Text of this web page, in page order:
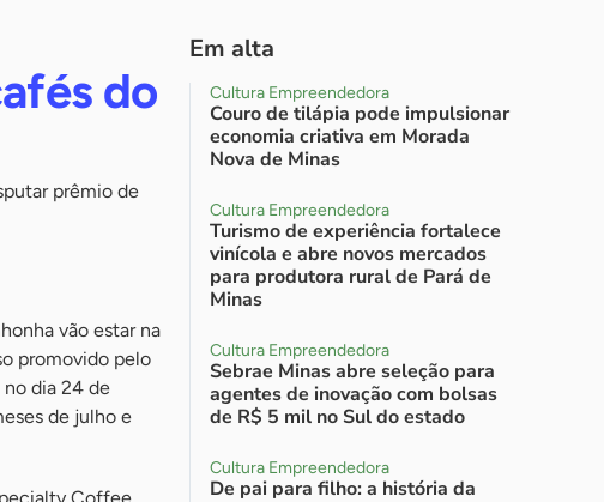
do
prêmio de
vão estar na
promovido pelo
dia 24 de
de julho e
Em alta
Cultura Empreendedora
Couro de tilápia pode impulsionar
economia criativa em Morada
Nova de Minas
Cultura Empreendedora
Turismo de experiência fortalece
vinícola e abre novos mercados
para produtora rural de Pará de
Minas
Cultura Empreendedora
Sebrae Minas abre seleção para
agentes de inovação com bolsas
de R$ 5 mil no Sul do estado
Cultura Empreendedora
De pai para filho: a história da